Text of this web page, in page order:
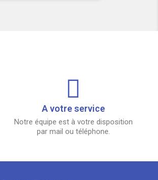
A votre service
Notre équipe est à votre disposition
par mail ou téléphone.